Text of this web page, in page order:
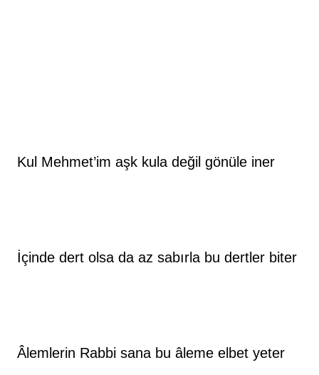
Kul Mehmet’im aşk kula değil gönüle iner
İçinde dert olsa da az sabırla bu dertler biter
Âlemlerin Rabbi sana bu âleme elbet yeter